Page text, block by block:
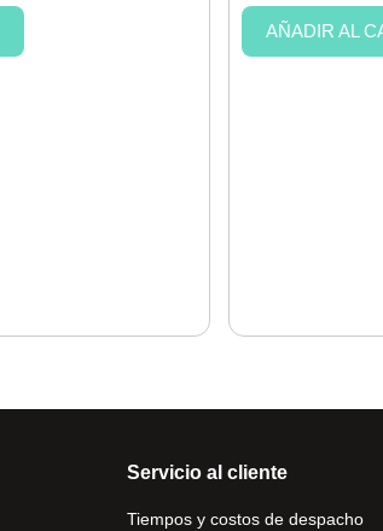
AÑADIR AL
Servicio al cliente
Tiempos y costos de despacho